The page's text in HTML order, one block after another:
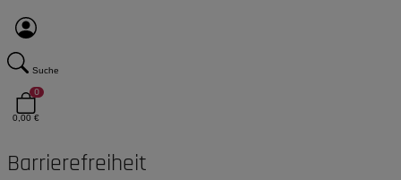
Suche
0
0,00 €
Barrierefreiheit